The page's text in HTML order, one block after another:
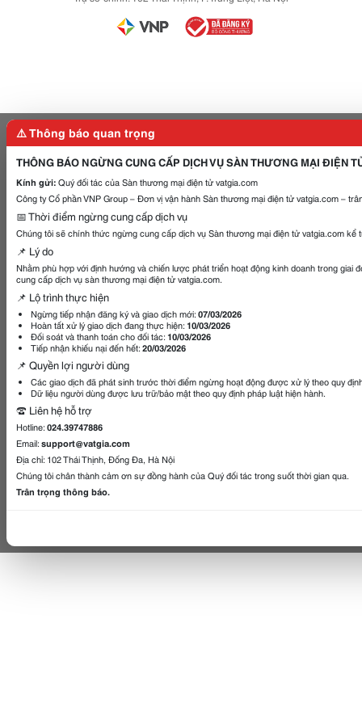
⚠️ Thông báo quan trọng
THÔNG BÁO NGỪNG CUNG CẤP DỊCH VỤ SÀN THƯƠNG MẠI ĐIỆN
Kính gửi:Quý đối tác của Sàn thương mại điện tử vatgia.com
Công ty Cổ phần VNP Group – Đơn vị vận hành Sàn thương mại điện tử vatgia.com –
📅 Thời điểm ngừng cung cấp dịch vụ
Chúng tôi sẽ chính thức ngừng cung cấp dịch vụ Sàn thương mại điện tử vatgia.com kể
📌 Lý do
Nhằm phù hợp với định hướng và chiến lược phát triển hoạt động kinh doanh trong giai
cung cấp dịch vụ sàn thương mại điện tử vatgia.com.
📌 Lộ trình thực hiện
Ngừng tiếp nhận đăng ký và giao dịch mới:07/03/2026
Hoàn tất xử lý giao dịch đang thực hiện: 10/03/2026
Đối soát và thanh toán cho đối tác: 10/03/2026
Tiếp nhận khiếu nại đến hết:20/03/2026
📌 Quyền lợi người dùng
Các giao dịch đã phát sinh trước thời điểm ngừng hoạt động được xử lý theo quy
Dữ liệu người dùng được lưu trữ/bảo mật theo quy định pháp luật hiện hành.
☎️ Liên hệ hỗ trợ
Hotline:024.39747886
Email:support@vatgia.com
Địa chỉ: 102 Thái Thịnh, Đống Đa, Hà Nội
Chúng tôi chân thành cảm ơn sự đồng hành của Quý đối tác trong suốt thời gian qua.
Trân trọng thông báo.